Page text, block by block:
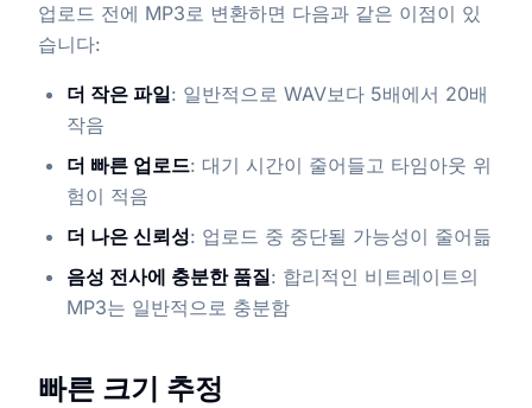
업로드 전에 MP3로 변환하면 다음과 같은 이점이 있
습니다:
더 작은 파일: 일반적으로 WAV보다 5배에서 20배
작음
더 빠른 업로드: 대기 시간이 줄어들고 타임아웃 위
험이 적음
더 나은 신뢰성: 업로드 중 중단될 가능성이 줄어듦
음성 전사에 충분한 품질: 합리적인 비트레이트의
MP3는 일반적으로 충분함
빠른 크기 추정